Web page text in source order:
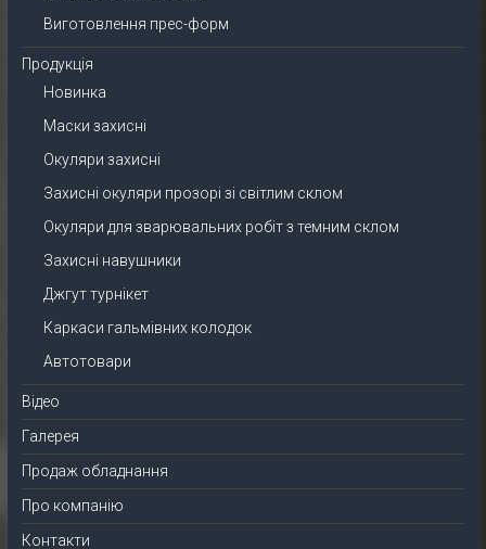
Виготовлення прес-форм
Продукція
Новинка
Маски захисні
Окуляри захисні
Захисні окуляри прозорі зі світлим склом
Окуляри для зварювальних робіт з темним склом
Захисні навушники
Джгут турнікет
Каркаси гальмівних колодок
Автотовари
Відео
Галерея
Продаж обладнання
Про компанію
Контакти